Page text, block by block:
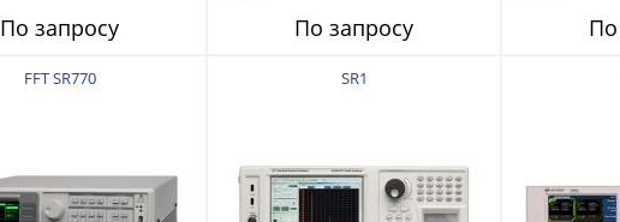
По запросу По запросу
до 26,5 ГГцПо
FFT SR770 SR1